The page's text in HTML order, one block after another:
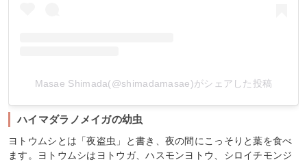
Masae Shimada(@shimadamasae)がシェアした投稿
ハイマダラノメイガの幼虫
ヨトウムシとは「夜盗虫」と書き、夜の間にこっそりと葉を食べ
ます。ヨトウムシはヨトウガ、ハスモンヨトウ、シロイチモンジ